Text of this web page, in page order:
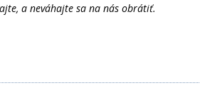
a neváhajte sa na nás obrátiť.